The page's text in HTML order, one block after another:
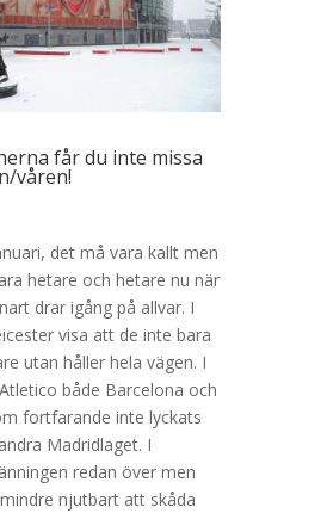
får du inte missa
våren!
det må vara kallt men
hetare och hetare nu när
drar igång på allvar. I
visa att de inte bara
utan håller hela vägen. I
både Barcelona och
fortfarande inte lyckats
Madridlaget. I
redan över men
njutbart att skåda